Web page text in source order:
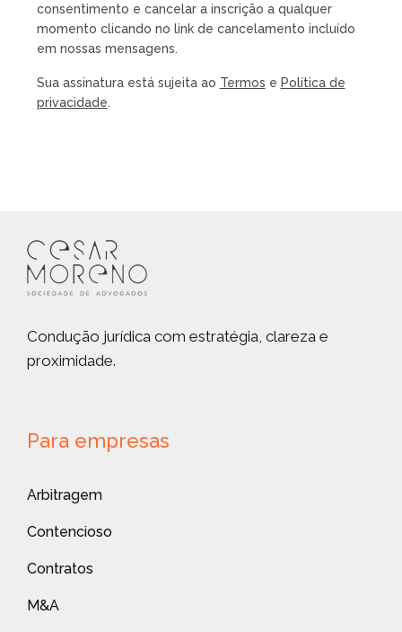
consentimento e cancelar a inscrição a qualquer
momento clicando no link de cancelamento incluído
em nossas mensagens.
Sua assinatura está sujeita ao Termos e Política de
privacidade.
Condução jurídica com estratégia, clareza e
proximidade.
Para empresas
Arbitragem
Contencioso
Contratos
M&A